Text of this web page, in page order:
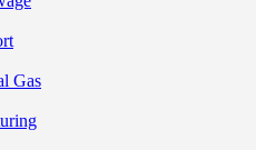
Gas